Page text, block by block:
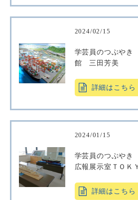
2024/02/15
学芸員のつぶや
館 三田芳美
詳細はこちら
2024/01/15
学芸員のつぶや
広報展示室ＴＯ
詳細はこちら